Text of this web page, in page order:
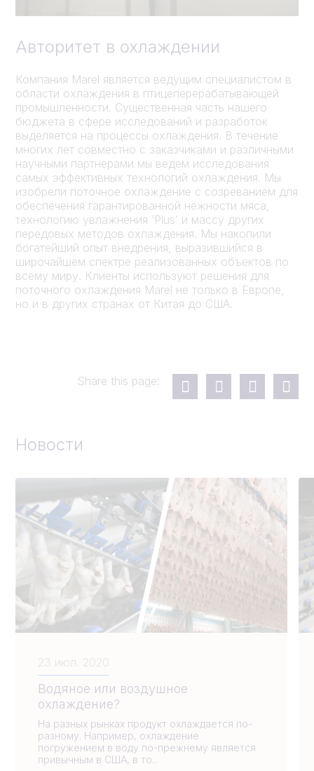
Авторитет в охлаждении
Компания Marel является ведущим специалистом в
области охлаждения в птицеперерабатывающей
промышленности. Существенная часть нашего
бюджета в сфере исследований и разработок
выделяется на процессы охлаждения. В течение
многих лет совместно с заказчиками и различными
научными партнерами мы ведем исследования
самых эффективных технологий охлаждения. Мы
изобрели поточное охлаждение с созреванием для
обеспечения гарантированной нежности мяса,
технологию увлажнения ‘Plus’ и массу других
передовых методов охлаждения. Мы накопили
богатейший опыт внедрения, выразившийся в
широчайшем спектре реализованных объектов по
всему миру. Клиенты используют решения для
поточного охлаждения Marel не только в Европе,
но и в других странах от Китая до США.
Share this page:
Новости
23 июл. 2020
Водяное или воздушное
охлаждение?
На разных рынках продукт охлаждается по-
разному. Например, охлаждение
погружением в воду по-прежнему является
привычным в США, в то...